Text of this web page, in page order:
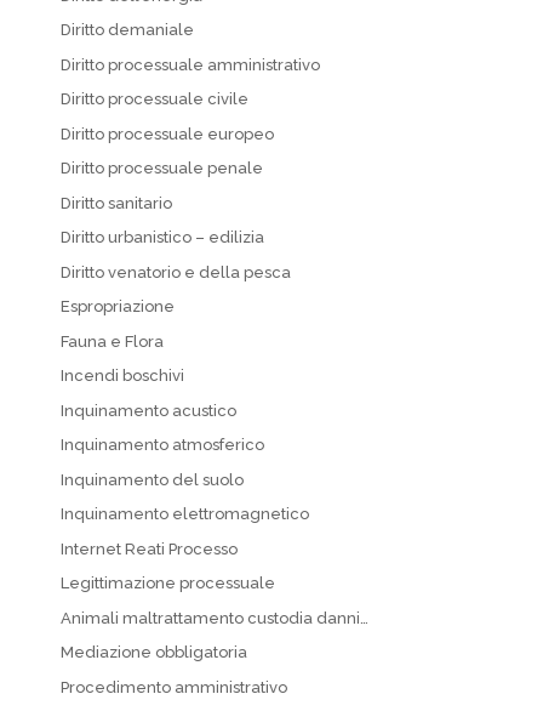
Diritto demaniale
Diritto processuale amministrativo
Diritto processuale civile
Diritto processuale europeo
Diritto processuale penale
Diritto sanitario
Diritto urbanistico – edilizia
Diritto venatorio e della pesca
Espropriazione
Fauna e Flora
Incendi boschivi
Inquinamento acustico
Inquinamento atmosferico
Inquinamento del suolo
Inquinamento elettromagnetico
Internet Reati Processo
Legittimazione processuale
Animali maltrattamento custodia danni…
Mediazione obbligatoria
Procedimento amministrativo